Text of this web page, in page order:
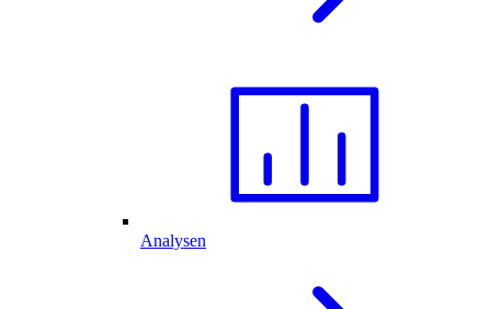
Analysen